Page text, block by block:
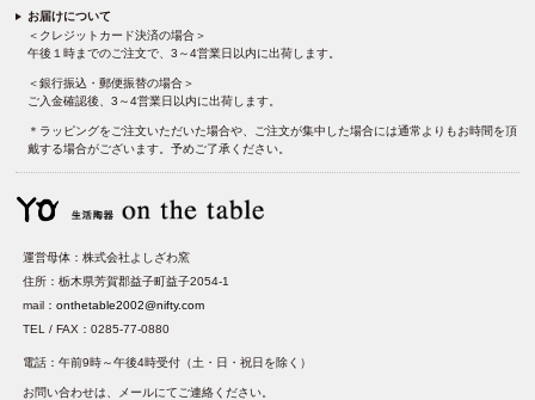
お届けについて
＜クレジットカード決済の場合＞
午後１時までのご注文で、3～4営業日以内に出荷します。
＜銀行振込・郵便振替の場合＞
ご入金確認後、3～4営業日以内に出荷します。
＊ラッピングをご注文いただいた場合や、ご注文が集中した場合には通常よりもお時間を頂
戴する場合がございます。予めご了承ください。
運営母体：株式会社よしざわ窯
住所：栃木県芳賀郡益子町益子2054-1
mail：onthetable2002@nifty.com
TEL / FAX：0285-77-0880
電話：午前9時～午後4時受付（土・日・祝日を除く）
お問い合わせは、メールにてご連絡ください。